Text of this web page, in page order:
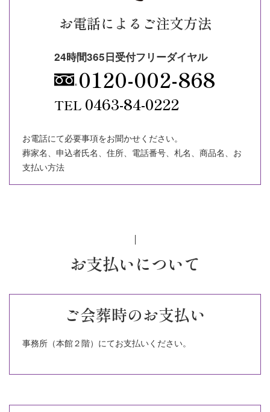
お電話によるご注文方法
24時間365日受付フリーダイヤル
0120-002-868
TEL 0463-84-0222
お電話にて必要事項をお聞かせください。
葬家名、申込者氏名、住所、電話番号、札名、商品名、お
支払い方法
お支払いについて
ご会葬時のお支払い
事務所（本館２階）にてお支払いください。